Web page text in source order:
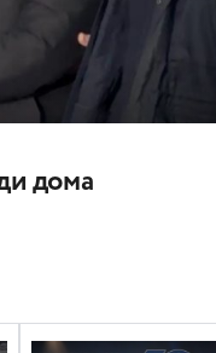
дома